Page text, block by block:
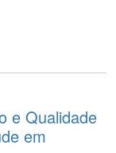
e Qualidade
em